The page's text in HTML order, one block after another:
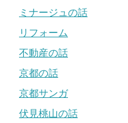
ミナージュの話
リフォーム
不動産の話
京都の話
京都サンガ
伏見桃山の話